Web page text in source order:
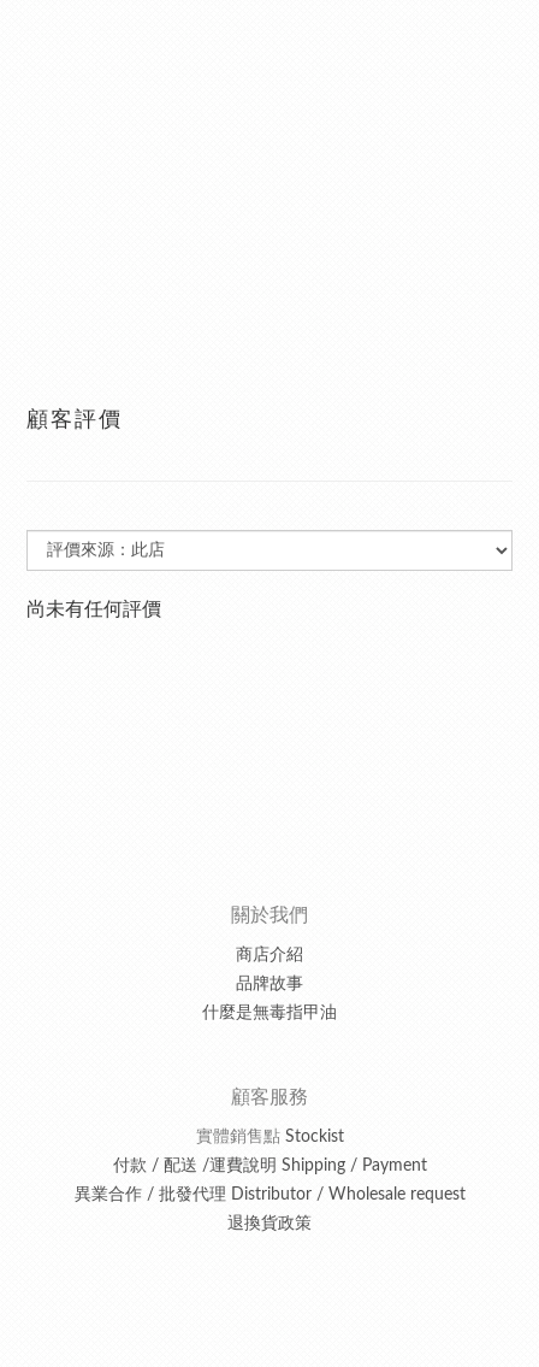
顧客評價
尚未有任何評價
關於我們
商店介紹
品牌故事
什麼是無毒指甲油
顧客服務
實體銷售點Stockist
付款 / 配送 /運費說明 Shipping / Payment
異業合作 / 批發代理 Distributor / Wholesale request
退換貨政策